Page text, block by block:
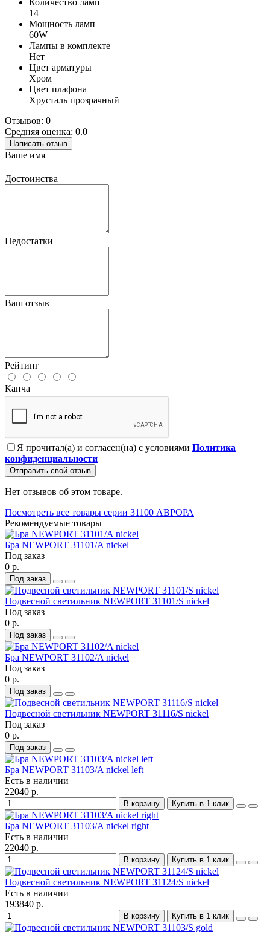
Количество ламп
14
Мощность ламп
60W
Лампы в комплекте
Нет
Цвет арматуры
Хром
Цвет плафона
Хрусталь прозрачный
Отзывов: 0
Средняя оценка: 0.0
Написать отзыв
Ваше имя
Достоинства
Недостатки
Ваш отзыв
Рейтинг
Капча
Я прочитал(а) и согласен(на) с условиями Политика
конфиденциальности
Отправить свой отзыв
Нет отзывов об этом товаре.
Посмотреть все товары серии 31100 АВРОРА
Рекомендуемые товары
Бра NEWPORT 31101/A nickel
Под заказ
0 р.
Под заказ
Подвесной светильник NEWPORT 31101/S nickel
Под заказ
0 р.
Под заказ
Бра NEWPORT 31102/A nickel
Под заказ
0 р.
Под заказ
Подвесной светильник NEWPORT 31116/S nickel
Под заказ
0 р.
Под заказ
Бра NEWPORT 31103/A nickel left
Есть в наличии
22040 р.
В корзину Купить в 1 клик
Бра NEWPORT 31103/A nickel right
Есть в наличии
22040 р.
В корзину Купить в 1 клик
Подвесной светильник NEWPORT 31124/S nickel
Есть в наличии
193840 р.
В корзину Купить в 1 клик